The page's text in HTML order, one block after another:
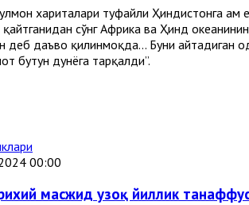
хариталари туфайли Ҳиндистонга
қайтганидан сўнг Aфрика ва Ҳинд
деб даъво қилинмоқда... Буни айтадиган
бутун дунёга тарқалди”.
00:00
масжид узоқ йиллик